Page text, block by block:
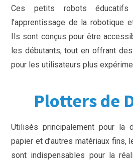
Ces petits robots
l’apprentissage de la robotique
Ils sont conçus pour être
les débutants, tout en offrant
pour les utilisateurs plus
Plotters de
Utilisés principalement pour la
papier et d’autres matériaux fins,
sont indispensables pour la